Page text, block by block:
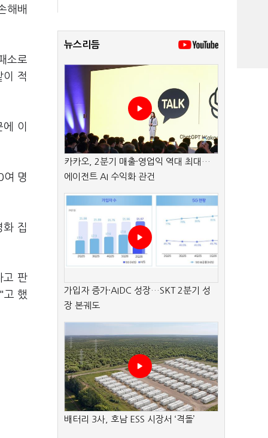
해배
소로
이 적
이
여 명
화 집
고 판
고 했
뉴스리듬
카카오, 2분기 매출·영업익 역대 최대…
에이전트 AI 수익화 관건
가입자 증가·AIDC 성장…SKT 2분기 성
장 본궤도
배터리 3사, 호남 ESS 시장서 ‘격돌’